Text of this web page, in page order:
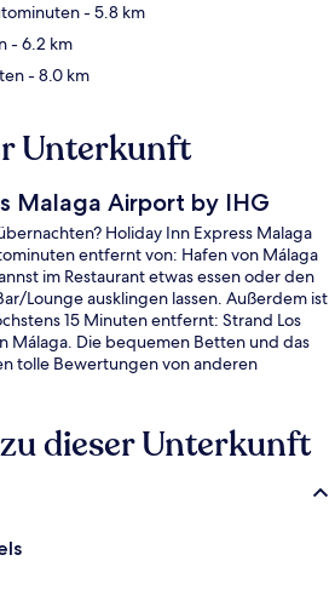
- 5.8 km
- 6.2 km
- 8.0 km
Unterkunft
Malaga Airport by IHG
Holiday Inn Express Malaga
entfernt von: Hafen von Málaga
im Restaurant etwas essen oder den
Lounge ausklingen lassen. Außerdem ist
15 Minuten entfernt: Strand Los
Málaga. Die bequemen Betten und das
tolle Bewertungen von anderen
dieser Unterkunft